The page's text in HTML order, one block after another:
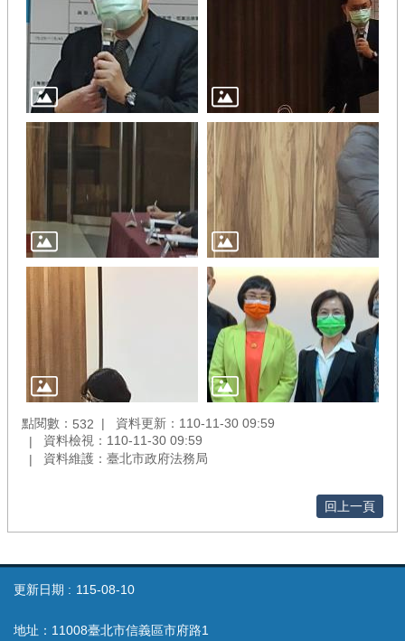
點閱數： 532
資料更新：110-11-30 09:59
資料檢視：110-11-30 09:59
資料維護：臺北市政府法務局
回上一頁
更新日期 115-08-10
地址：11008臺北市信義區市府路1